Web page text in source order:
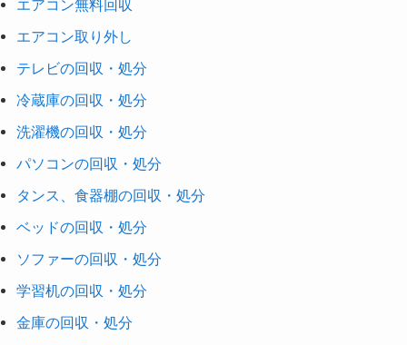
エアコン無料回収
エアコン取り外し
テレビの回収・処分
冷蔵庫の回収・処分
洗濯機の回収・処分
パソコンの回収・処分
タンス、食器棚の回収・処分
ベッドの回収・処分
ソファーの回収・処分
学習机の回収・処分
金庫の回収・処分